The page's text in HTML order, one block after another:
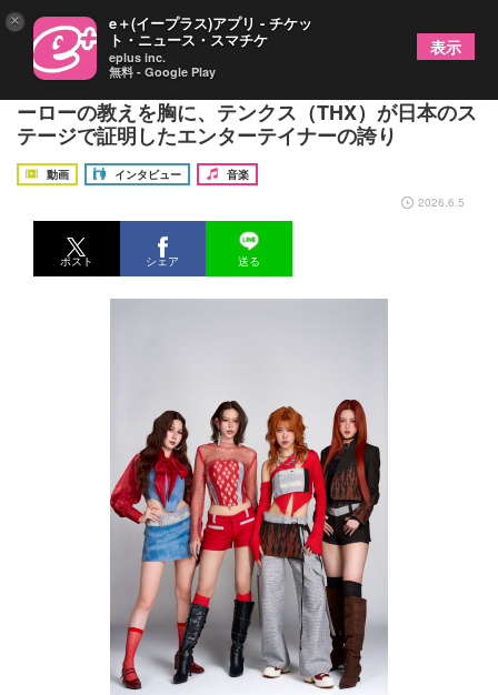
「ただのガールズグループで終わらない」エフ・ヒ
ーローの教えを胸に、テンクス（THX）が日本のス
テージで証明したエンターテイナーの誇り
動画 インタビュー
音楽
2026.6.5
ポスト シェア 送る
× e＋(イープラス)アプリ - チケッ
ト・ニュース・スマチケ
eplus inc.
無料 - Google Play
表示